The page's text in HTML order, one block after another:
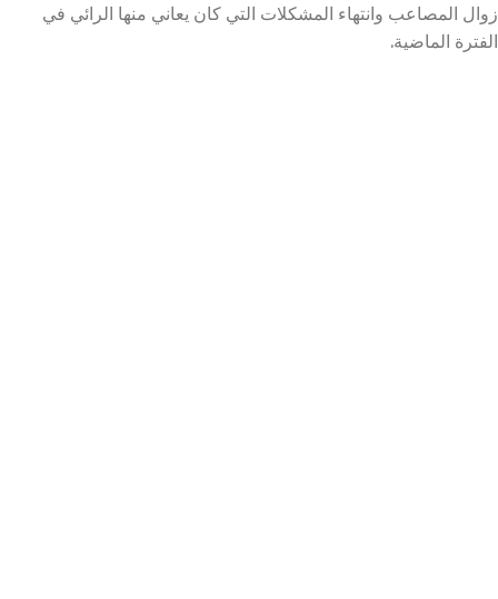
زوال المصاعب وانتهاء المشكلات التي كان يعاني منها الرائي في
الفترة الماضية.